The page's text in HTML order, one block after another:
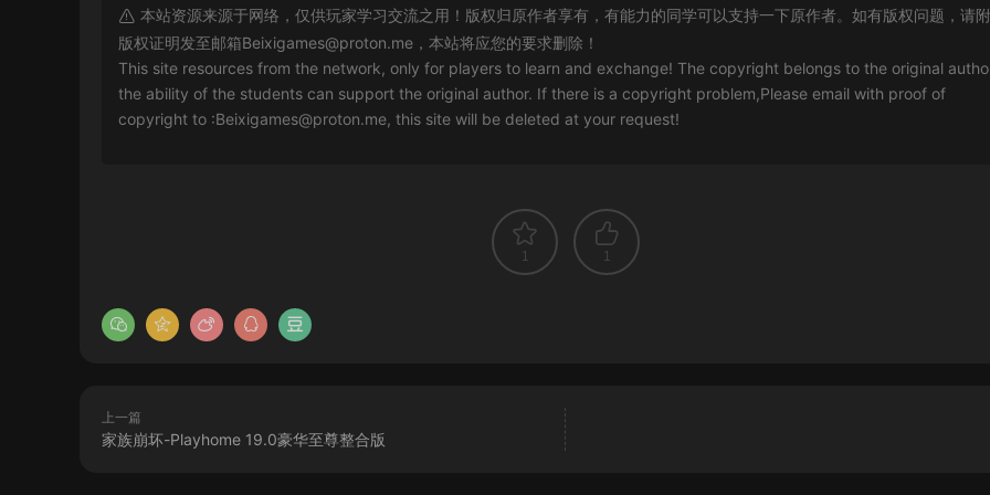
本站资源来源于网络，仅供玩家学习交流之用！版权归原作者享有，有能力的同学可以支持一下原作者。如有版权问题，请
版权证明发至邮箱Beixigames@proton.me ，本站将应您的要求删除！
This site resources from the network, only for players to learn and exchange! The copyright belongs to the original
the ability of the students can support the original author. If there is a copyright problem,Please email with proof of
copyright to :Beixigames@proton.me, this site will be deleted at your request!
1 1
上一篇
家族崩坏-Playhome 19.0豪华至尊整合版